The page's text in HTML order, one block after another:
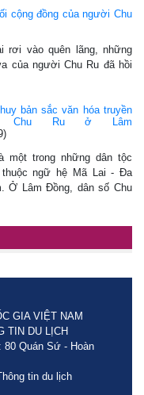
cộng đồng của người Chu
rơi vào quên lãng, những
của người Chu Ru đã hồi
bản sắc văn hóa truyền
Chu Ru ở Lâm
một trong những dân tộc
thuộc ngữ hệ Mã Lai - Ða
Ở Lâm Ðồng, dân số Chu
GIA VIỆT NAM
TIN DU LỊCH
80 Quán Sứ - Hoàn
tin du lịch